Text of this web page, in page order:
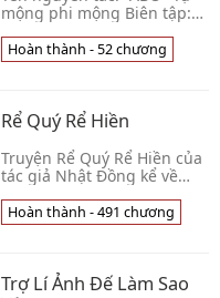
mộng phi mộng Biên tập:
nam tương lai cao H ( ≈
80%), chính kịch, phúc hắc
Hoàn thành - 52 chương
Rể Quý Rể Hiền
Truyện Rể Quý Rể Hiền của
tác giả Nhật Đồng kể về
năm làm rể nhà họ Kim,
Cao Phong chưa một lần
Hoàn thành - 491 chương
Trợ Lí Ảnh Đế Làm Sao